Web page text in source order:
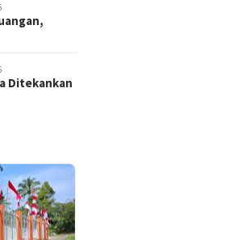
Kabupaten Bogor Tembus
Top 15 Jawa Barat
Ditekankan